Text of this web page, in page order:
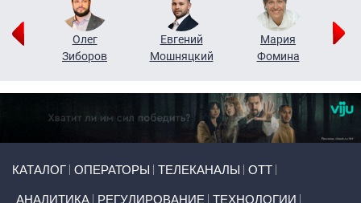
Олег
Зиборов
Евгений
Мошняцкий
Мария
Фомина
КАТАЛОГ ОПЕРАТОРЫ ТЕЛЕКАНАЛЫ ОТТ
АНАЛИТИКА РЕГУЛИРОВАНИЕ ТЕХНОЛОГИИ